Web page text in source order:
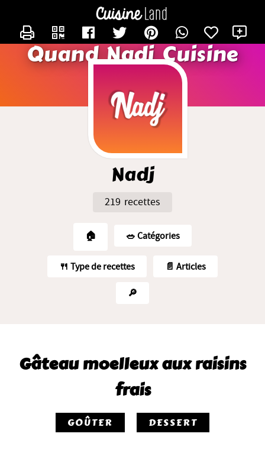
Quand Nadj Cuisine
Nadj
219 recettes
🏠 🥗️ Catégories
🍴 Type de recettes 📄 Articles
🔎
Gâteau moelleux aux raisins
frais
GOÛTER DESSERT
CONTACTER NADJ